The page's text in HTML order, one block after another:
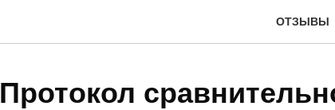
ОТЗЫВЫ
Протокол